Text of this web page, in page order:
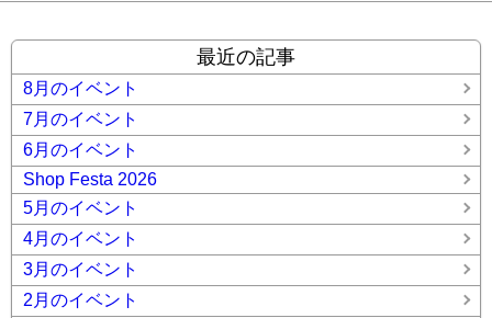
最近の記事
8月のイベント
7月のイベント
6月のイベント
Shop Festa 2026
5月のイベント
4月のイベント
3月のイベント
2月のイベント